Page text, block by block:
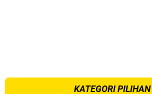
KATEGORI PILIHAN